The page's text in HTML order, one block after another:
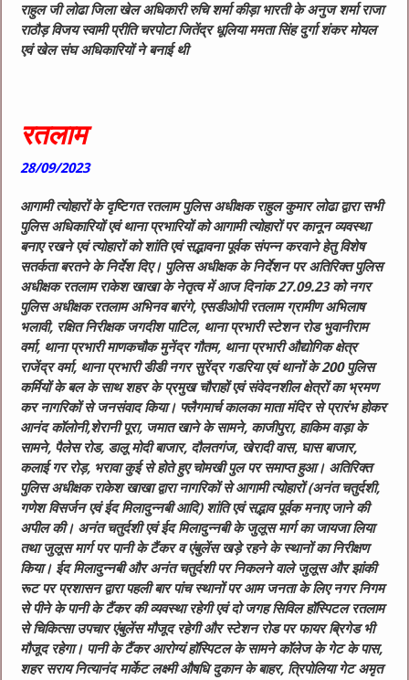
राहुल जी लोढा जिला खेल अधिकारी रुचि शर्मा कीड़ा भारती के अनुज शर्मा राजा
राठौड़ विजय स्वामी प्रीति चरपोटा जितेंद्र धूलिया ममता सिंह दुर्गा शंकर मोयल
एवं खेल संघ अधिकारियों ने बनाई थी
रतलाम
28/09/2023
आगामी त्योहारों के दृष्टिगत रतलाम पुलिस अधीक्षक राहुल कुमार लोढा द्वारा सभी
पुलिस अधिकारियों एवं थाना प्रभारियों को आगामी त्योहारों पर कानून व्यवस्था
बनाए रखने एवं त्योहारों को शांति एवं सद्भावना पूर्वक संपन्न करवाने हेतु विशेष
सतर्कता बरतने के निर्देश दिए। पुलिस अधीक्षक के निर्देशन पर अतिरिक्त पुलिस
अधीक्षक रतलाम राकेश खाखा के नेतृत्व में आज दिनांक 27.09.23 को नगर
पुलिस अधीक्षक रतलाम अभिनव बारंगे, एसडीओपी रतलाम ग्रामीण अभिलाष
भलावी, रक्षित निरीक्षक जगदीश पाटिल, थाना प्रभारी स्टेशन रोड भुवानीराम
वर्मा, थाना प्रभारी माणकचौक मुनेंद्र गौतम, थाना प्रभारी औद्योगिक क्षेत्र
राजेंद्र वर्मा, थाना प्रभारी डीडी नगर सुरेंद्र गडरिया एवं थानों के 200 पुलिस
कर्मियों के बल के साथ शहर के प्रमुख चौराहों एवं संवेदनशील क्षेत्रों का भ्रमण
कर नागरिकों से जनसंवाद किया। फ्लैगमार्च कालका माता मंदिर से प्रारंभ होकर
आनंद कॉलोनी,शेरानी पूरा, जमात खाने के सामने, काजीपुरा, हाकिम वाड़ा के
सामने, पैलेस रोड, डालू मोदी बाजार, दौलतगंज, खेरादी वास, घास बाजार,
कलाई गर रोड़, भरावा कुई से होते हुए चोमखी पुल पर समाप्त हुआ। अतिरिक्त
पुलिस अधीक्षक राकेश खाखा द्वारा नागरिकों से आगामी त्योहारों (अनंत चतुर्दशी,
गणेश विसर्जन एवं ईद मिलादुन्नबी आदि) शांति एवं सद्भाव पूर्वक मनाए जाने की
अपील की। अनंत चतुर्दशी एवं ईद मिलादुन्नबी के जुलूस मार्ग का जायजा लिया
तथा जुलूस मार्ग पर पानी के टैंकर व एंबुलेंस खड़े रहने के स्थानों का निरीक्षण
किया। ईद मिलादुन्नबी और अनंत चतुर्दशी पर निकलने वाले जुलूस और झांकी
रूट पर प्रशासन द्वारा पहली बार पांच स्थानों पर आम जनता के लिए नगर निगम
से पीने के पानी के टैंकर की व्यवस्था रहेगी एवं दो जगह सिविल हॉस्पिटल रतलाम
से चिकित्सा उपचार एंबुलेंस मौजूद रहेगी और स्टेशन रोड पर फायर ब्रिगेड भी
मौजूद रहेगा। पानी के टैंकर आरोग्यं हॉस्पिटल के सामने कॉलेज के गेट के पास,
शहर सराय नित्यानंद मार्केट लक्ष्मी औषधि दुकान के बाहर, त्रिपोलिया गेट अमृत